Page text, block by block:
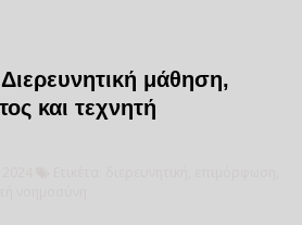
μάθηση,
και τεχνητή